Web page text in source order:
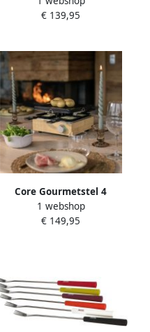
Gourmet Veelkleurig -‎ 26cm
€ 139,95
Core Gourmetstel 4
personen Gourmetstellen
Gourmet Veelkleurig -‎ 26cm
1 webshop
€ 149,95